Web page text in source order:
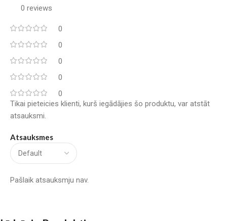
0 reviews
0
0
0
0
0
Atsauksmes
Pašlaik atsauksmju nav.
Tikai pieteicies klienti, kurš iegādājies šo produktu, var atstāt
atsauksmi.